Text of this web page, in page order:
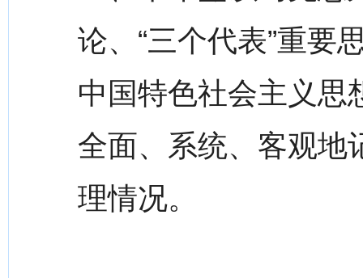
论、“三个代表”重要
中国特色社会主义思
全面、系统、客观地
理情况。